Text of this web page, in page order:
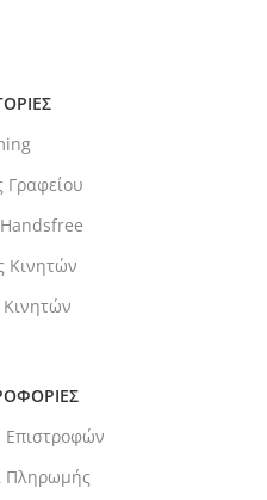
Γραφείου
Κινητών
Επιστροφών
Πληρωμής